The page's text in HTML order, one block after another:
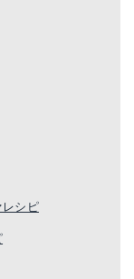
レシピ